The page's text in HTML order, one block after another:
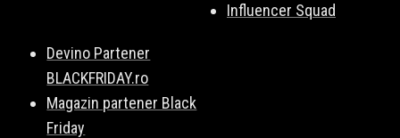
Influencer Squad
Devino Partener
BLACKFRIDAY.ro
Magazin partener Black
Friday